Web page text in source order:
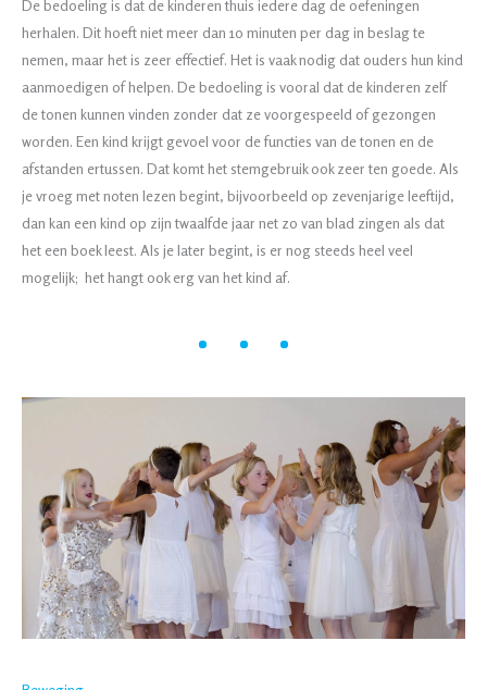
De bedoeling is dat de kinderen thuis iedere dag de oefeningen
herhalen. Dit hoeft niet meer dan 10 minuten per dag in beslag te
nemen, maar het is zeer effectief. Het is vaak nodig dat ouders hun kind
aanmoedigen of helpen. De bedoeling is vooral dat de kinderen zelf
de tonen kunnen vinden zonder dat ze voorgespeeld of gezongen
worden. Een kind krijgt gevoel voor de functies van de tonen en de
afstanden ertussen. Dat komt het stemgebruik ook zeer ten goede. Als
je vroeg met noten lezen begint, bijvoorbeeld op zevenjarige leeftijd,
dan kan een kind op zijn twaalfde jaar net zo van blad zingen als dat
het een boek leest. Als je later begint, is er nog steeds heel veel
mogelijk; het hangt ook erg van het kind af.